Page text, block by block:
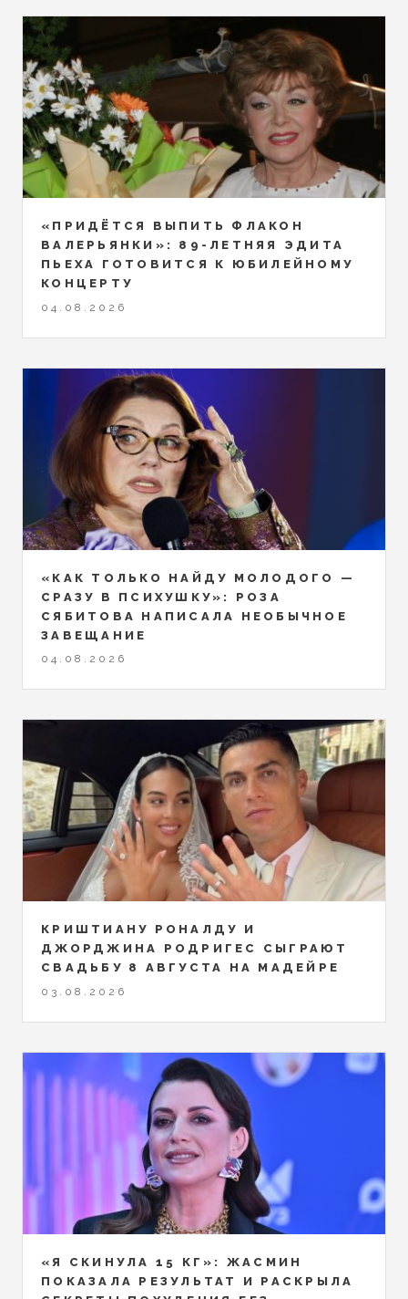
«ПРИДЁТСЯ ВЫПИТЬ ФЛАКОН
ВАЛЕРЬЯНКИ»: 89-ЛЕТНЯЯ ЭДИТА
ПЬЕХА ГОТОВИТСЯ К ЮБИЛЕЙНОМУ
КОНЦЕРТУ
04.08.2026
«КАК ТОЛЬКО НАЙДУ МОЛОДОГО —
СРАЗУ В ПСИХУШКУ»: РОЗА
СЯБИТОВА НАПИСАЛА НЕОБЫЧНОЕ
ЗАВЕЩАНИЕ
04.08.2026
КРИШТИАНУ РОНАЛДУ И
ДЖОРДЖИНА РОДРИГЕС СЫГРАЮТ
СВАДЬБУ 8 АВГУСТА НА МАДЕЙРЕ
03.08.2026
«Я СКИНУЛА 15 КГ»: ЖАСМИН
ПОКАЗАЛА РЕЗУЛЬТАТ И РАСКРЫЛА